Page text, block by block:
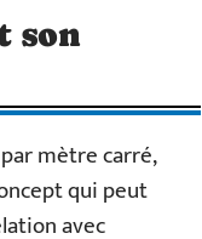
son
mètre carré,
qui peut
avec